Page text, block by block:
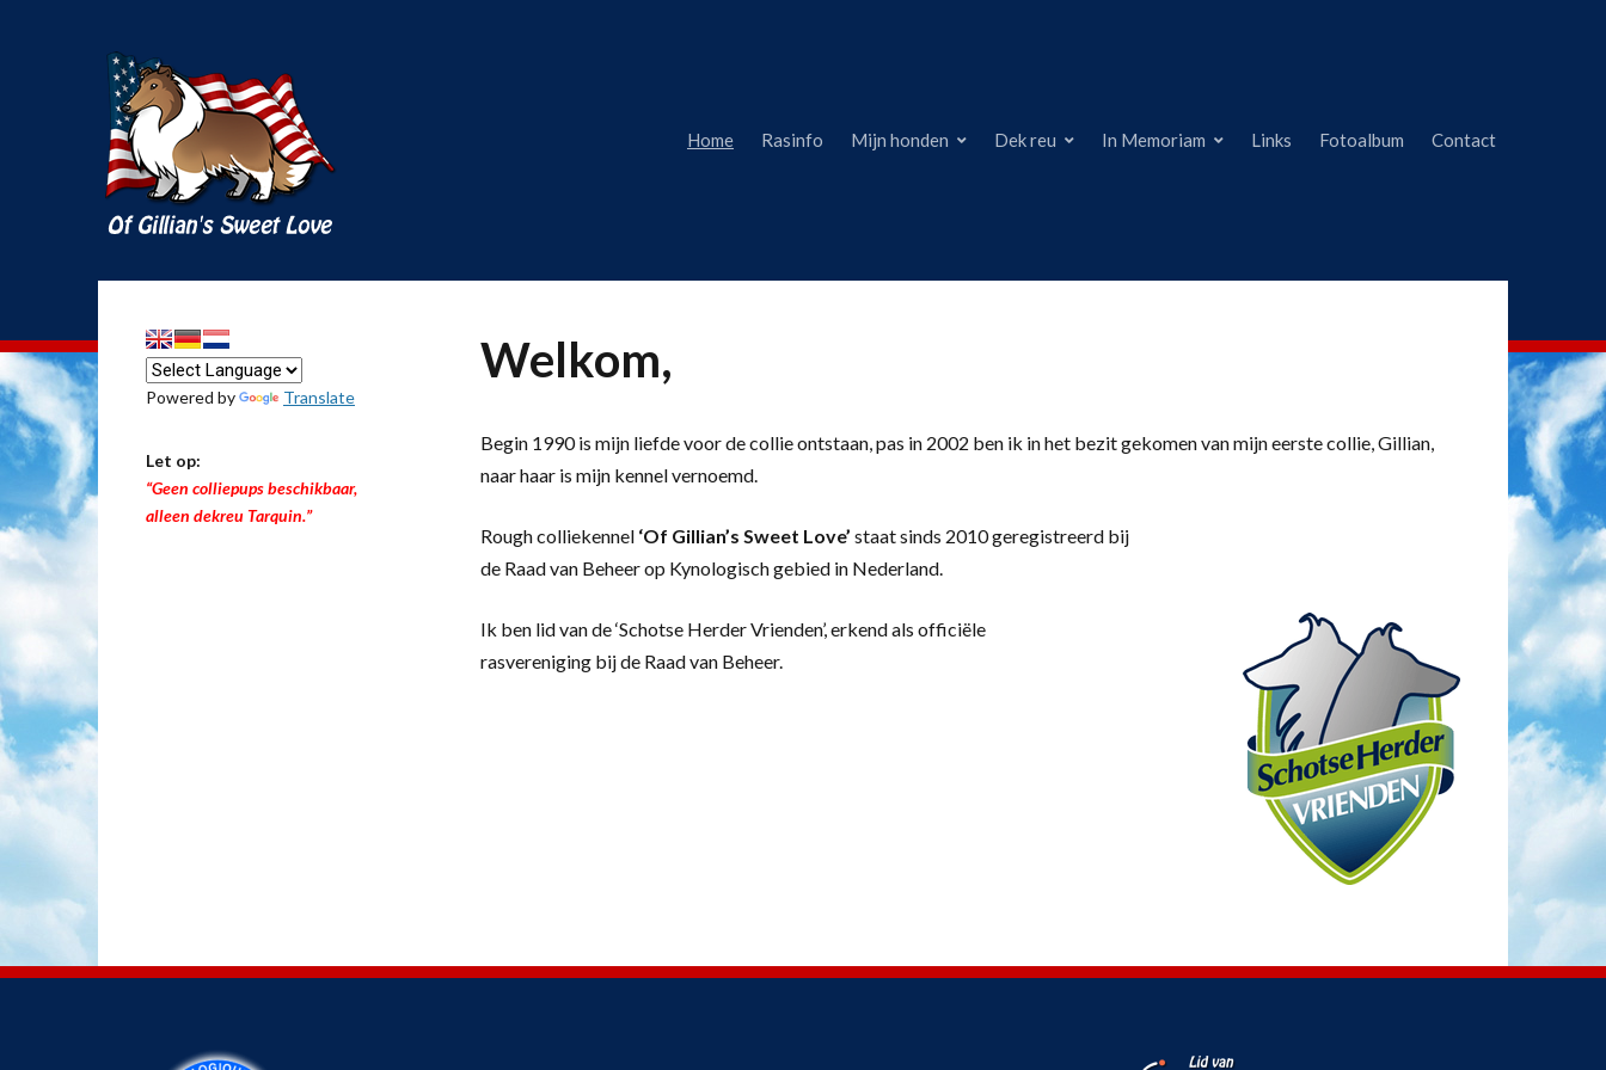
Home Rasinfo Mijn honden Dek reu In Memoriam Links Fotoalbum Contact
Welkom,
Begin 1990 is mijn liefde voor de collie ontstaan, pas in 2002 ben ik in het bezit gekomen van mijn eerste collie, Gillian,
naar haar is mijn kennel vernoemd.
Rough colliekennel ‘Of Gillian’s Sweet Love’ staat sinds 2010 geregistreerd bij
de Raad van Beheer op Kynologisch gebied in Nederland.
Ik ben lid van de ‘Schotse Herder Vrienden’, erkend als officiële
rasvereniging bij de Raad van Beheer.
Powered by Translate
Let op:
“Geen colliepups beschikbaar,
alleen dekreu Tarquin.”